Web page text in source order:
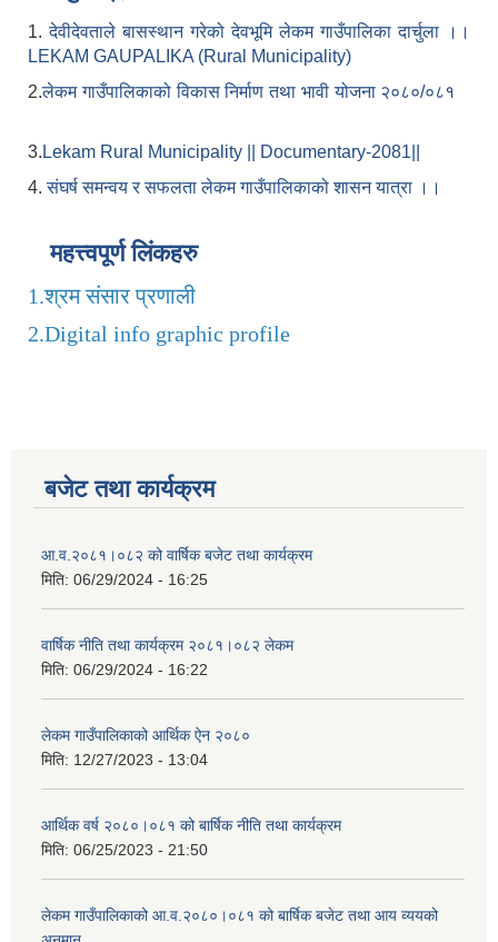
1.देवीदेवताले बासस्थान गरेको देवभूमि लेकम गाउँपालिका दार्चुला ।।
LEKAM GAUPALIKA (Rural Municipality)
2.लेकम गाउँपालिकाको विकास निर्माण तथा भावी योजना २०८०/०८१
3. Lekam Rural Municipality || Documentary-2081||
4.संघर्ष समन्वय र सफलता लेकम गाउँपालिकाको शासन यात्रा ।।
महत्त्वपूर्ण लिंकहरु
1.श्रम संसार प्रणाली
2.Digital info graphic profile
बजेट तथा कार्यक्रम
आ.व.२०८१।०८२ को वार्षिक बजेट तथा कार्यक्रम
मिति: 06/29/2024 - 16:25
वार्षिक नीति तथा कार्यक्रम २०८१।०८२ लेकम
मिति: 06/29/2024 - 16:22
लेकम गाउँपालिकाको आर्थिक ऐन २०८०
मिति: 12/27/2023 - 13:04
आर्थिक वर्ष २०८०।०८१ को बार्षिक नीति तथा कार्यक्रम
मिति: 06/25/2023 - 21:50
लेकम गाउँपालिकाको आ.व.२०८०।०८१ को बार्षिक बजेट तथा आय व्ययको